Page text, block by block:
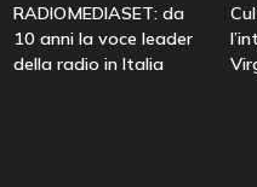
RADIOMEDIASET: da
10 anni la voce leader
della radio in Italia